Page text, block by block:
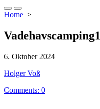
Search
Toggle
Menu
Home >
Vadehavscamping1
Published
6. Oktober 2024
Author
Holger Voß
Comments: 0